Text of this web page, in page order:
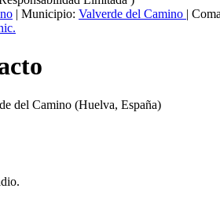
| Municipio: Valverde del Camino |
del Camino (Huelva, España)